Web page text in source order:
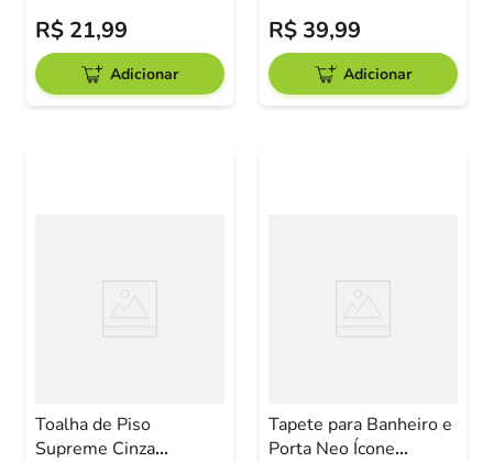
R$ 21,99
Adicionar
R$ 39,99
Adicionar
Toalha de Piso
Supreme Cinza
Tapete para Banheiro e
Porta Neo Ícone